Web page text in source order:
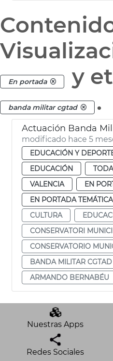
En portada y
banda militar cgtad .
modificado hace 5
EDUCACIÓN Y
EDUCACIÓN
VALENCIA
EN
EN PORTADA TEMÁTICA
CULTURA
CONSERVATORI
CONSERVATORIO
BANDA MILITAR CGTAD
ARMANDO BERNABÉU
Nuestras Apps
Redes Sociales